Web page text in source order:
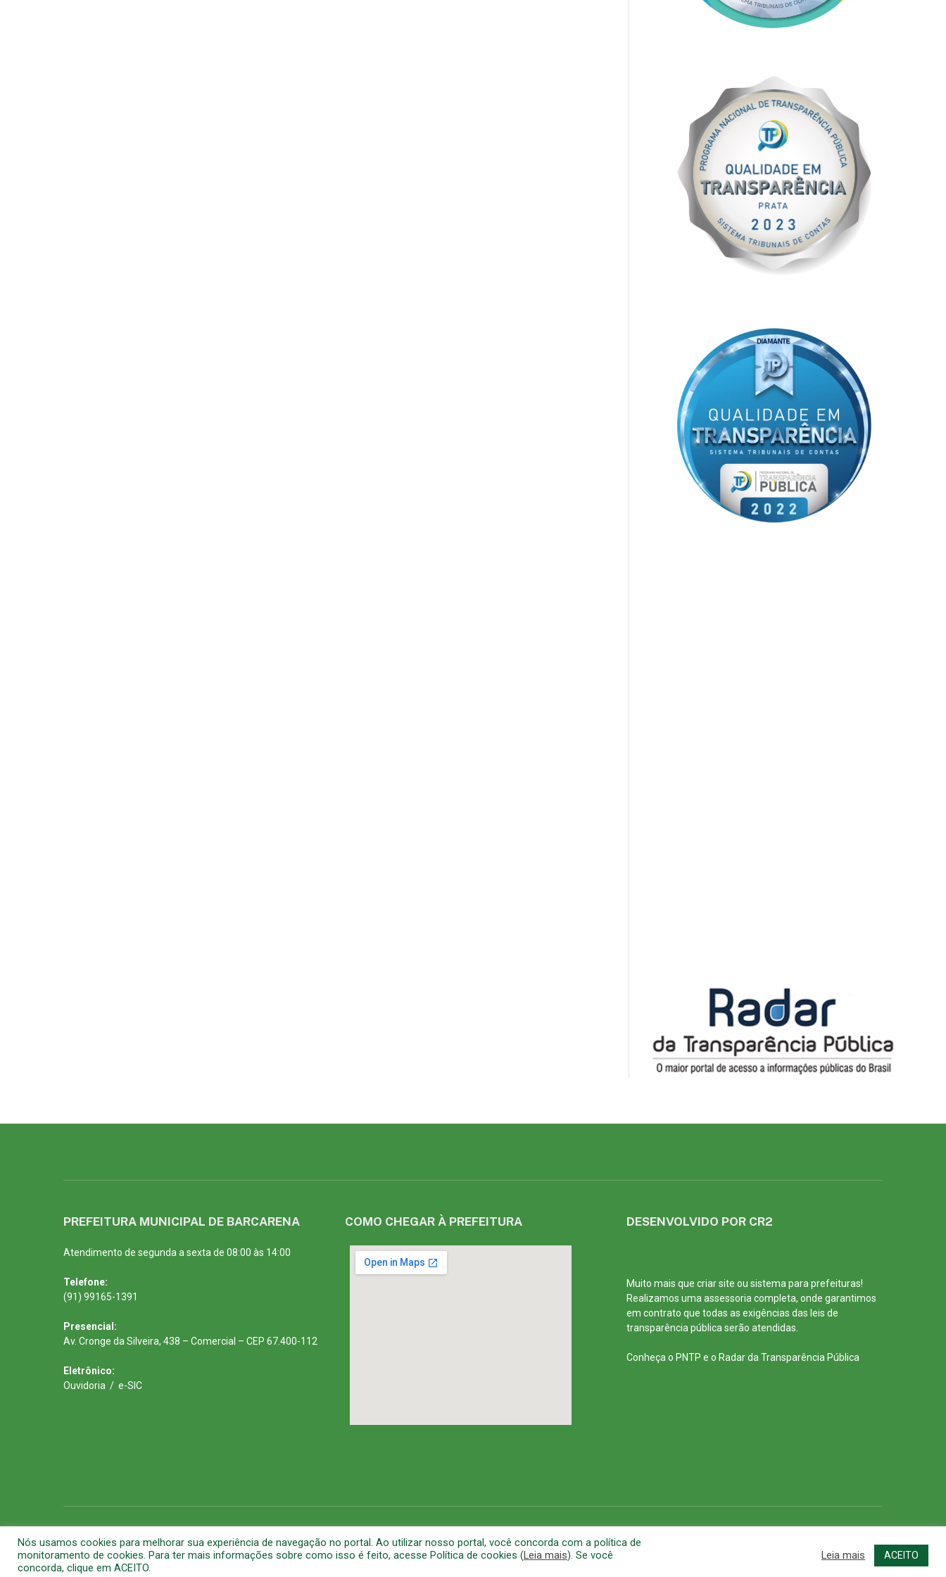
PREFEITURA MUNICIPAL DE BARCARENA
Atendimento de segunda a sexta de 08:00 às 14:00
Telefone:
(91) 99165-1391
Presencial:
Av. Cronge da Silveira, 438 – Comercial – CEP 67.400-112
Eletrônico:
Ouvidoria / e-SIC
COMO CHEGAR À PREFEITURA DESENVOLVIDO POR CR2
Muito mais que criar site ou sistema para prefeituras!
Realizamos uma assessoria completa, onde garantimos
em contrato que todas as exigências das leis de
transparência pública serão atendidas.
Conheça o PNTP e o Radar da Transparência Pública
Nós usamos cookies para melhorar sua experiência de navegação no portal. Ao utilizar nosso portal, você concorda com a política de
monitoramento de cookies. Para ter mais informações sobre como isso é feito, acesse Política de cookies (Leia mais). Se você
concorda, clique em ACEITO.
Leia mais ACEITO